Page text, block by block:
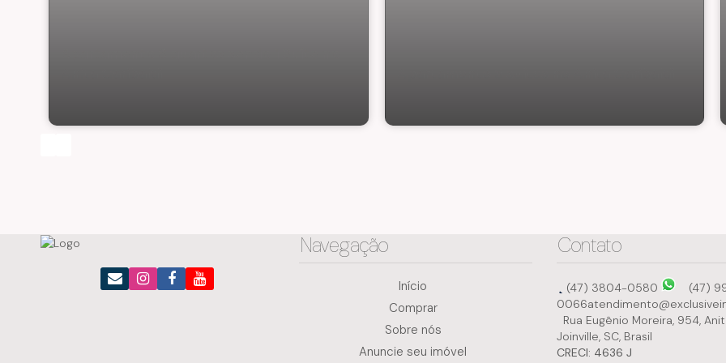
Navegação
Início
Comprar
Sobre nós
Anuncie seu imóvel
Contato
(47) 3804-0580
(47)
0066
Rua Eugênio Moreira, 954,
Joinville, SC, Brasil
CRECI: 4636 J